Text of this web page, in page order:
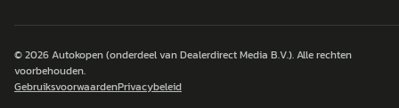
© 2026Autokopen(onderdeel van Dealerdirect Media B.V.). Alle rechten
voorbehouden.
GebruiksvoorwaardenPrivacybeleid